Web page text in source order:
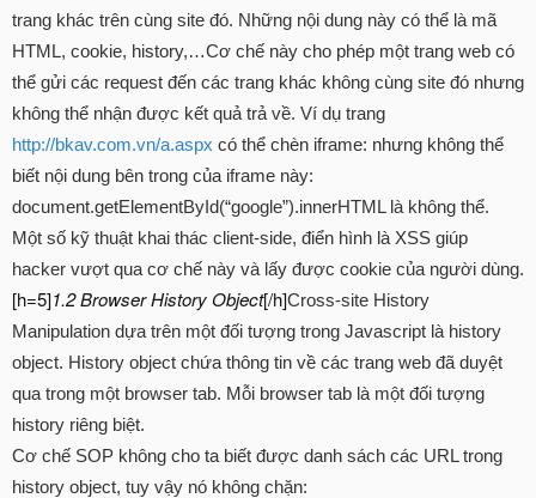
trang khác trên cùng site đó. Những nội dung này có thể là mã
HTML, cookie, history,…Cơ chế này cho phép một trang web có
thể gửi các request đến các trang khác không cùng site đó nhưng
không thể nhận được kết quả trả về. Ví dụ trang
http://bkav.com.vn/a.aspx có thể chèn iframe: nhưng không thể
biết nội dung bên trong của iframe này:
document.getElementById(“google”).innerHTML là không thể.
Một số kỹ thuật khai thác client-side, điển hình là XSS giúp
hacker vượt qua cơ chế này và lấy được cookie của người dùng.
[h=5]1.2 Browser History Object[/h]Cross-site History
Manipulation dựa trên một đối tượng trong Javascript là history
object. History object chứa thông tin về các trang web đã duyệt
qua trong một browser tab. Mỗi browser tab là một đối tượng
history riêng biệt.
Cơ chế SOP không cho ta biết được danh sách các URL trong
history object, tuy vậy nó không chặn: